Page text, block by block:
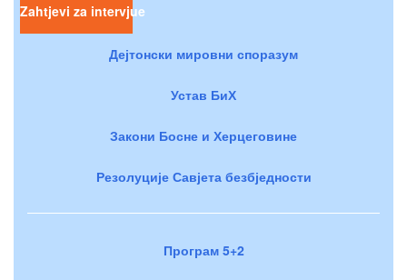
Zahtjevi za intervjue
Дејтонски мировни споразум
Устав БиХ
Закони Босне и Херцеговине
Резолуције Савјета безбједности
Програм 5+2